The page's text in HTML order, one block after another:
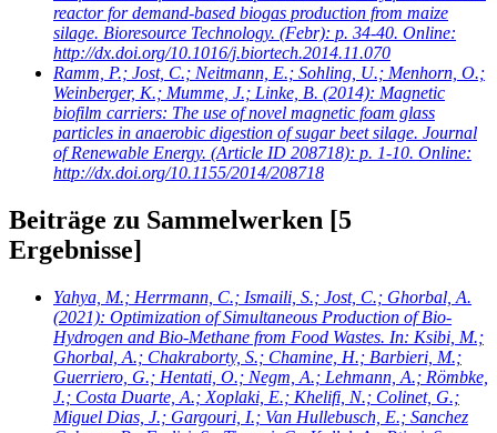
reactor for demand-based biogas production from maize
silage. Bioresource Technology. (Febr): p. 34-40. Online:
http://dx.doi.org/10.1016/j.biortech.2014.11.070
Ramm, P.; Jost, C.; Neitmann, E.; Sohling, U.; Menhorn, O.;
Weinberger, K.; Mumme, J.; Linke, B. (2014): Magnetic
biofilm carriers: The use of novel magnetic foam glass
particles in anaerobic digestion of sugar beet silage. Journal
of Renewable Energy. (Article ID 208718): p. 1-10. Online:
http://dx.doi.org/10.1155/2014/208718
Beiträge zu Sammelwerken [5
Ergebnisse]
Yahya, M.; Herrmann, C.; Ismaili, S.; Jost, C.; Ghorbal, A.
(2021): Optimization of Simultaneous Production of Bio-
Hydrogen and Bio-Methane from Food Wastes. In: Ksibi, M.;
Ghorbal, A.; Chakraborty, S.; Chamine, H.; Barbieri, M.;
Guerriero, G.; Hentati, O.; Negm, A.; Lehmann, A.; Römbke,
J.; Costa Duarte, A.; Xoplaki, E.; Khelifi, N.; Colinet, G.;
Miguel Dias, J.; Gargouri, I.; Van Hullebusch, E.; Sanchez